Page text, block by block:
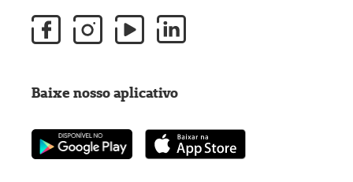
Baixe nosso aplicativo